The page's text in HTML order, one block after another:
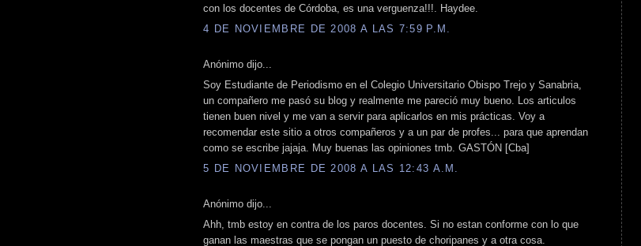
con los docentes de Córdoba, es una verguenza!!!. Haydee.
4 DE NOVIEMBRE DE 2008 A LAS 7:59 P.M.
Anónimo dijo...
Soy Estudiante de Periodismo en el Colegio Universitario Obispo Trejo y Sanabria,
un compañero me pasó su blog y realmente me pareció muy bueno. Los articulos
tienen buen nivel y me van a servir para aplicarlos en mis prácticas. Voy a
recomendar este sitio a otros compañeros y a un par de profes... para que aprendan
como se escribe jajaja. Muy buenas las opiniones tmb. GASTÓN [Cba]
5 DE NOVIEMBRE DE 2008 A LAS 12:43 A.M.
Anónimo dijo...
Ahh, tmb estoy en contra de los paros docentes. Si no estan conforme con lo que
ganan las maestras que se pongan un puesto de choripanes y a otra cosa.